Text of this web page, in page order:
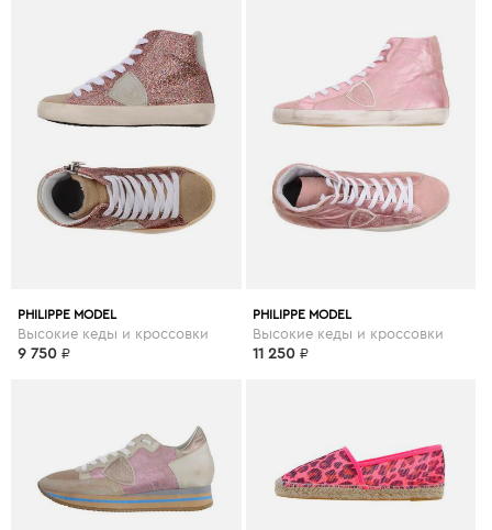
PHILIPPE MODEL
Высокие кеды и кроссовки
9 750 ₽
PHILIPPE MODEL
Высокие кеды и кроссовки
11 250 ₽